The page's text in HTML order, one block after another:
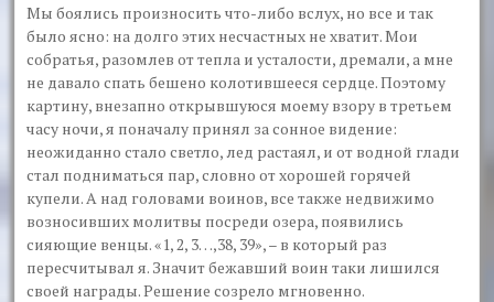
Мы боялись произносить что-либо вслух, но все и так
было ясно: на долго этих несчастных не хватит. Мои
собратья, разомлев от тепла и усталости, дремали, а мне
не давало спать бешено колотившееся сердце. Поэтому
картину, внезапно открывшуюся моему взору в третьем
часу ночи, я поначалу принял за сонное видение:
неожиданно стало светло, лед растаял, и от водной глади
стал подниматься пар, словно от хорошей горячей
купели. А над головами воинов, все также недвижимо
возносивших молитвы посреди озера, появились
сияющие венцы. «1, 2, 3…,38, 39», – в который раз
пересчитывал я. Значит бежавший воин таки лишился
своей награды. Решение созрело мгновенно.